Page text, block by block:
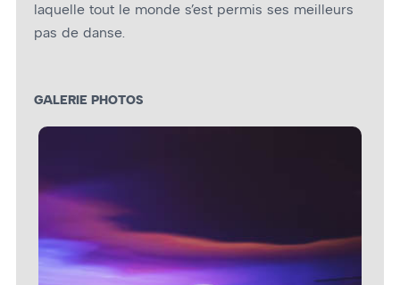
laquelle tout le monde s’est permis ses meilleurs
pas de danse.
GALERIE PHOTOS